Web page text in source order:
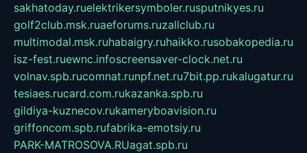
sakhatoday.ruelektrikersymboler.rusputnikyes.ru
golf2club.msk.ruaeforums.ruzallclub.ru
multimodal.msk.ruhabaigry.ruhaikko.rusobakopedia.ru
isz-fest.ruewnc.infoscreensaver-clock.net.ru
volnav.spb.rucomnat.runpf.net.ru7bit.pp.rukalugatur.ru
tesiaes.rucard.com.rukazanka.spb.ru
gildiya-kuznecov.rukameryboavision.ru
griffoncom.spb.rufabrika-emotsiy.ru
PARK-MATROSOVA.RUagat.spb.ru